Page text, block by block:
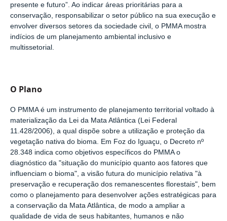
presente e futuro”. Ao indicar áreas prioritárias para a
conservação, responsabilizar o setor público na sua execução e
envolver diversos setores da sociedade civil, o PMMA mostra
indícios de um planejamento ambiental inclusivo e
multissetorial.
O Plano
O PMMA é um instrumento de planejamento territorial voltado à
materialização da Lei da Mata Atlântica (Lei Federal
11.428/2006), a qual dispõe sobre a utilização e proteção da
vegetação nativa do bioma. Em Foz do Iguaçu, o Decreto nº
28.348 indica como objetivos específicos do PMMA o
diagnóstico da "situação do município quanto aos fatores que
influenciam o bioma", a visão futura do município relativa "à
preservação e recuperação dos remanescentes florestais", bem
como o planejamento para desenvolver ações estratégicas para
a conservação da Mata Atlântica, de modo a ampliar a
qualidade de vida de seus habitantes, humanos e não